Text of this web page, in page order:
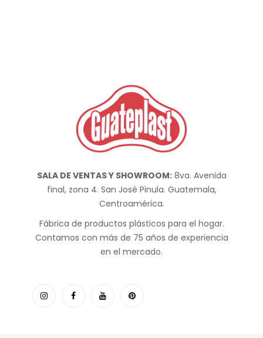
SALA DE VENTAS Y SHOWROOM:8va. Avenida
final, zona 4. San José Pinula. Guatemala,
Centroamérica.
Fábrica de productos plásticos para el hogar.
Contamos con más de 75 años de experiencia
en el mercado.